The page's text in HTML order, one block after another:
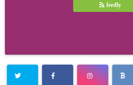
feedly